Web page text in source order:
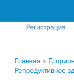
Регистрация
Главная » Глорион
Репродуктивное